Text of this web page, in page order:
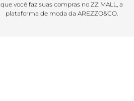
que você faz suas compras no ZZ MALL, a
plataforma de moda da AREZZO&CO.